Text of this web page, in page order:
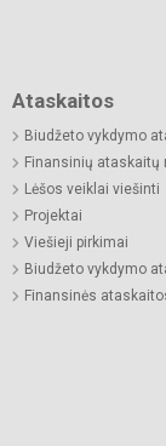
Ataskaitos
Biudžeto vykdymo
Finansinių ataskaitų
Lėšos veiklai viešinti
Projektai
Viešieji pirkimai
Biudžeto vykdymo
Finansinės